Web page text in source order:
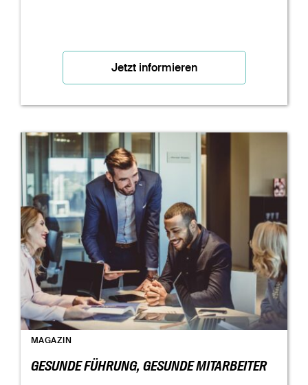
Jetzt informieren
MAGAZIN
GESUNDE FÜHRUNG, GESUNDE MITARBEITER